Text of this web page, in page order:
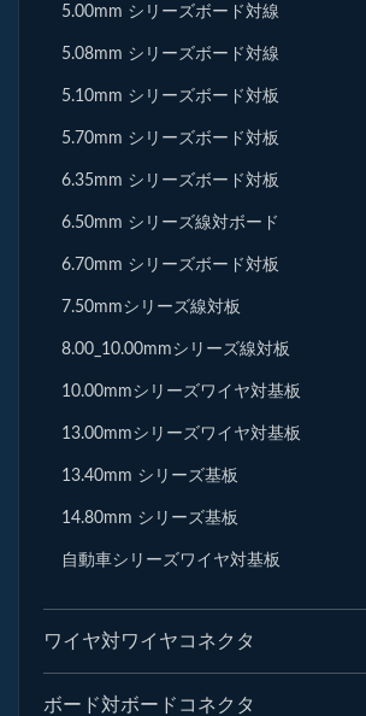
5.00mm シリーズボード対線
5.08mm シリーズボード対線
5.10mm シリーズボード対板
5.70mm シリーズボード対板
6.35mm シリーズボード対板
6.50mm シリーズ線対ボード
6.70mm シリーズボード対板
7.50mmシリーズ線対板
8.00_10.00mmシリーズ線対板
10.00mmシリーズワイヤ対基板
13.00mmシリーズワイヤ対基板
13.40mm シリーズ基板
14.80mm シリーズ基板
自動車シリーズワイヤ対基板
ワイヤ対ワイヤコネクタ
ボード対ボードコネクタ